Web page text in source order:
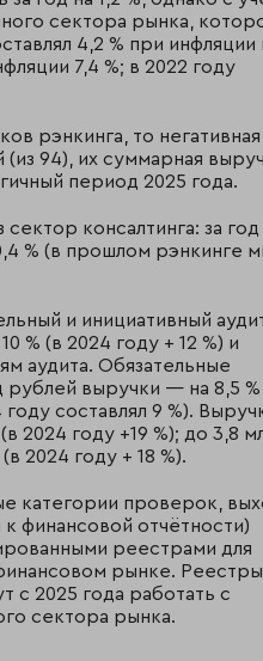
сектора рынка,
4,2 % при инфляции
7,4 %; в 2022 году
рэнкинга, то негативная
94), их суммарная
период 2025 года.
консалтинга: за год
% (в прошлом рэнкинге
и инициативный
% (в 2024 году + 12 %) и
аудита. Обязательные
рублей выручки — на 8,5 %
составлял 9 %).
2024 году +19 %); до 3,8
2024 году + 18 %).
категории проверок,
финансовой отчётности)
реестрами для
рынке. Реестры
с 2025 года работать с
сектора рынка.